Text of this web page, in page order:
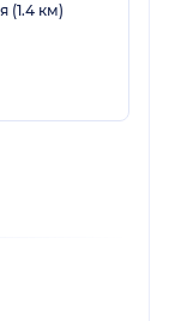
(1.4 км)